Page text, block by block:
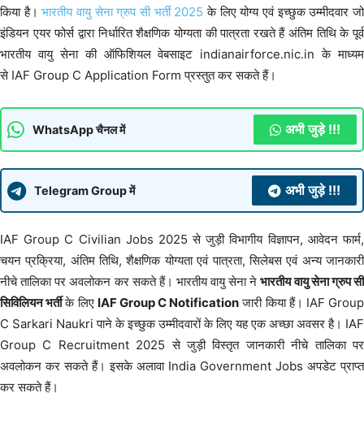
किया है।भारतीय वायु सेना ग्रुप सी भर्ती 2025 के लिए योग्य एवं इच्छुक उम्मीदवार जो
इंडियन एयर फोर्स द्वारा निर्धारित शैक्षणिक योग्यता की पात्रता रखते हैं अंतिम तिथि के पूर्व
भारतीय वायु सेना की ऑफिशियल वेबसाइट indianairforce.nic.in के माध्यम
से IAF Group C Application Form प्रस्तुत कर सकते हैं।
WhatsApp चैनल में अभी जुड़े !!!
Telegram Group में अभी जुड़े !!!
IAF Group C Civilian Jobs 2025 से जुड़ी विभागीय विज्ञापन, आवेदन फार्म,
चयन प्रक्रिया, अंतिम तिथि, शैक्षणिक योग्यता एवं पात्रता, सिलेबस एवं अन्य जानकारी
नीचे तालिका पर अवलोकन कर सकते हैं। भारतीय वायु सेना नेभारतीय वायु सेना ग्रुप सी
सिविलियन भर्तीके लिए IAF Group C Notificationजारी किया हैं। IAF Group
C Sarkari Naukri पाने के इच्छुक उम्मीदवारों के लिए यह एक अच्छा अवसर है। IAF
Group C Recruitment 2025 से जुड़ी विस्तृत जानकारी नीचे तालिका पर
अवलोकन कर सकते हैं। इसके अलावा India Government Jobs अपडेट प्राप्त
कर सकते हैं।